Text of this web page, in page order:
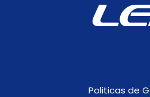
Politicas de